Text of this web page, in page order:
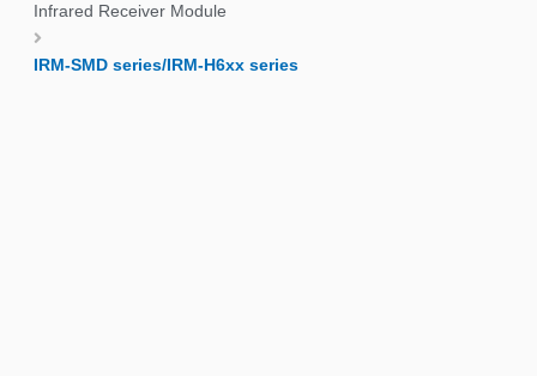
Infrared Receiver Module
IRM-SMD series/IRM-H6xx series